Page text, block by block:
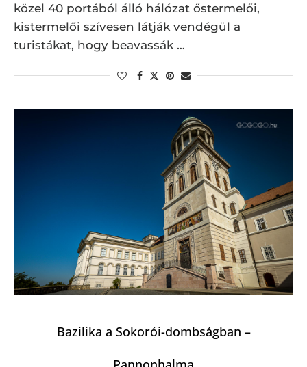
közel 40 portából álló hálózat őstermelői,
kistermelői szívesen látják vendégül a
turistákat, hogy beavassák …
Bazilika a Sokorói-dombságban –